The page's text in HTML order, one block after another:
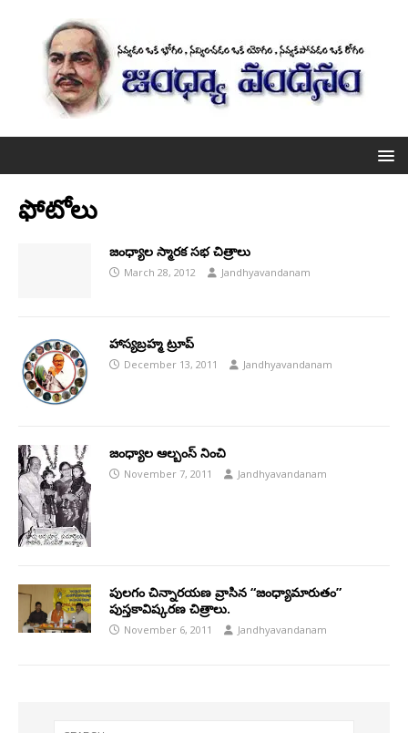
ఫోటోలు
జంధ్యాల స్మారక సభ చిత్రాలు
March 28, 2012 Jandhyavandanam
హాస్యబ్రహ్మ ట్రూప్
December 13, 2011 Jandhyavandanam
జంధ్యాల ఆల్బంస్ నించి
November 7, 2011 Jandhyavandanam
పులగం చిన్నారయణ వ్రాసిన “జంధ్యామారుతం”
పుస్తకావిష్కరణ చిత్రాలు.
November 6, 2011 Jandhyavandanam